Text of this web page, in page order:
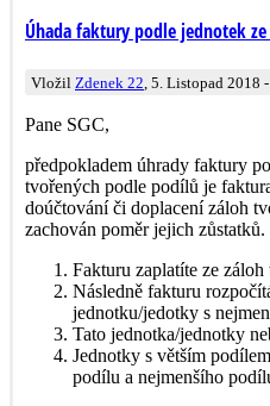
Úhada faktury podle jednotek
Vložil Zdenek 22, 5. Listopad 2018
Pane SGC,
předpokladem úhrady faktury
tvořených podle podílů je
doúčtování či doplacení záloh
zachován poměr jejich zůstatků.
Fakturu zaplatíte ze
Následně fakturu
jednotku/jedotky s
Tato jednotka/jednotky
Jednotky s větším
podílu a nejmenšího